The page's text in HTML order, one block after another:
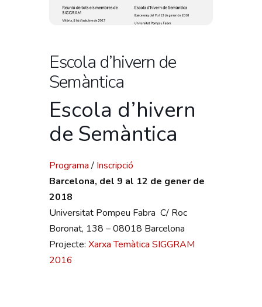
Escola d’hivern de
Semàntica
Escola d’hivern
de Semàntica
Programa/ Inscripció
Barcelona, del 9 al 12 de gener de
2018
Universitat Pompeu Fabra C/ Roc
Boronat, 138 – 08018 Barcelona
Projecte: Xarxa Temàtica SIGGRAM
2016